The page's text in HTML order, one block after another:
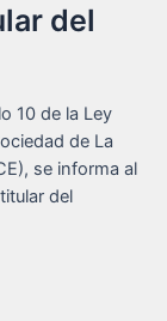
del
10 de la Ley
de La
se informa al
del